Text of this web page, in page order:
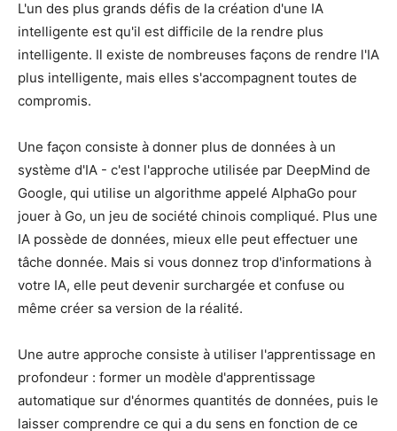
L'un des plus grands défis de la création d'une IA
intelligente est qu'il est difficile de la rendre plus
intelligente. Il existe de nombreuses façons de rendre l'IA
plus intelligente, mais elles s'accompagnent toutes de
compromis.
Une façon consiste à donner plus de données à un
système d'IA - c'est l'approche utilisée par DeepMind de
Google, qui utilise un algorithme appelé AlphaGo pour
jouer à Go, un jeu de société chinois compliqué. Plus une
IA possède de données, mieux elle peut effectuer une
tâche donnée. Mais si vous donnez trop d'informations à
votre IA, elle peut devenir surchargée et confuse ou
même créer sa version de la réalité.
Une autre approche consiste à utiliser l'apprentissage en
profondeur : former un modèle d'apprentissage
automatique sur d'énormes quantités de données, puis le
laisser comprendre ce qui a du sens en fonction de ce